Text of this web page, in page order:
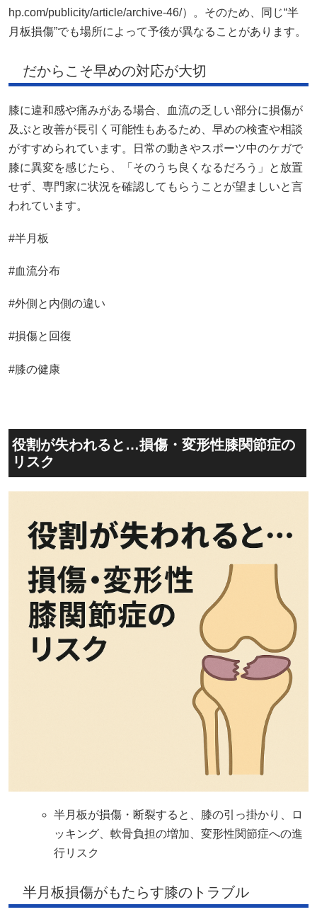
hp.com/publicity/article/archive-46/）。そのため、同じ“半
月板損傷”でも場所によって予後が異なることがあります。
だからこそ早めの対応が大切
膝に違和感や痛みがある場合、血流の乏しい部分に損傷が
及ぶと改善が長引く可能性もあるため、早めの検査や相談
がすすめられています。日常の動きやスポーツ中のケガで
膝に異変を感じたら、「そのうち良くなるだろう」と放置
せず、専門家に状況を確認してもらうことが望ましいと言
われています。
#半月板
#血流分布
#外側と内側の違い
#損傷と回復
#膝の健康
役割が失われると…損傷・変形性膝関節症の
リスク
半月板が損傷・断裂すると、膝の引っ掛かり、ロ
ッキング、軟骨負担の増加、変形性関節症への進
行リスク
半月板損傷がもたらす膝のトラブル